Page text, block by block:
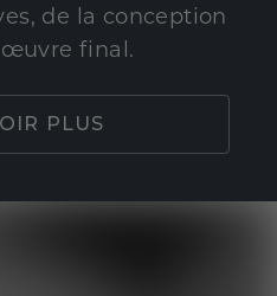
de la conception
final.
PLUS